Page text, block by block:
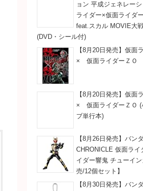
ョン 平成ジェネレー
ライダー×仮面ライダ
feat.スカル MOVIE大
(DVD・シール付)
【8月20日発売】仮
× 仮面ライダーＺＯ
【8月20日発売】仮
× 仮面ライダーＺＯ (
ブ単行本)
【8月26日発売】バン
CHRONICLE 仮面ライ
イダー響鬼 チューイ
売/12個セット】
【8月30日発売】バン